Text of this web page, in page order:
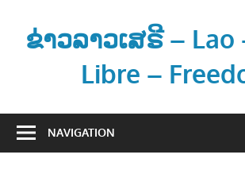
contentຂ່າວລາວເສຣີ – Lao
Libre –
າ
NAVIGATION